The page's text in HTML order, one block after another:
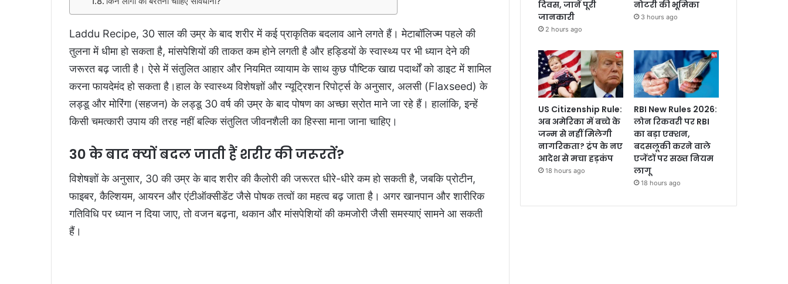
Laddu Recipe, 30 साल की उम्र के बाद शरीर में कई प्राकृतिक बदलाव आने लगते हैं। मेटाबॉलिज्म पहले की
तुलना में धीमा हो सकता है, मांसपेशियों की ताकत कम होने लगती है और हड्डियों के स्वास्थ्य पर भी ध्यान देने की
जरूरत बढ़ जाती है। ऐसे में संतुलित आहार और नियमित व्यायाम के साथ कुछ पौष्टिक खाद्य पदार्थों को डाइट में शामिल
करना फायदेमंद हो सकता है।हाल के स्वास्थ्य विशेषज्ञों और न्यूट्रिशन रिपोर्ट्स के अनुसार, अलसी (Flaxseed) के
लड्डू और मोरिंगा (सहजन) के लड्डू 30 वर्ष की उम्र के बाद पोषण का अच्छा स्रोत माने जा रहे हैं। हालांकि, इन्हें
किसी चमत्कारी उपाय की तरह नहीं बल्कि संतुलित जीवनशैली का हिस्सा माना जाना चाहिए।
30 के बाद क्यों बदल जाती हैं शरीर की जरूरतें?
विशेषज्ञों के अनुसार, 30 की उम्र के बाद शरीर की कैलोरी की जरूरत धीरे-धीरे कम हो सकती है, जबकि प्रोटीन,
फाइबर, कैल्शियम, आयरन और एंटीऑक्सीडेंट जैसे पोषक तत्वों का महत्व बढ़ जाता है। अगर खानपान और शारीरिक
गतिविधि पर ध्यान न दिया जाए, तो वजन बढ़ना, थकान और मांसपेशियों की कमजोरी जैसी समस्याएं सामने आ सकती
हैं।
दिवस, जानें पूरी
जानकारी
2 hours ago
नोटरी की भूमिका
3 hours ago
US Citizenship Rule:
अब अमेरिका में बच्चे के
जन्म से नहीं मिलेगी
नागरिकता? ट्रंप के नए
आदेश से मचा हड़कंप
18 hours ago
RBI New Rules 2026:
लोन रिकवरी पर RBI
का बड़ा एक्शन,
बदसलूकी करने वाले
एजेंटों पर सख्त नियम
लागू
18 hours ago